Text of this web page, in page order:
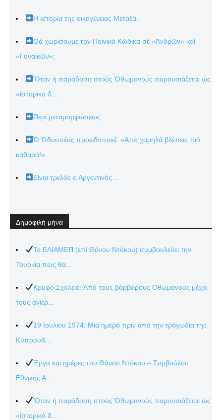
Η ιστορία της οικογένειας Μεταξά.
Θά χωρίσουμε τόν Ποινικό Κώδικα σέ «Ἀνδρῶν» καί
«Γυναικῶν»;
Ὅταν ἡ παράδοση στούς Ὀθωμανούς παρουσιάζεται ὡς
«ἱστορικό δ...
Περί μεταμορφώσεως
Ὁ Ὀδυσσέας προειδοποιεῖ: «Ἀπό χαμηλά βλέπεις πιό
καθαρά!».
Είναι τρελός ο Αργεντινός…
Δημοφιλή μήνα
Το ΕΛΙΑΜΕΠ (επί Θάνου Ντόκου) συμβουλεύει την
Τουρκία πώς θα...
Κρυφό Σχολειό: Από τους βάρβαρους Οθωμανούς μέχρι
τους ανίερ...
19 Ιουλίου 1974: Μια ημέρα πριν από την τραγωδία της
Κύπρου&...
Έργα και ημέρες του Θάνου Ντόκου – Συμβούλου
Εθνικής Α...
Ὅταν ἡ παράδοση στούς Ὀθωμανούς παρουσιάζεται ὡς
«ἱστορικό δ...